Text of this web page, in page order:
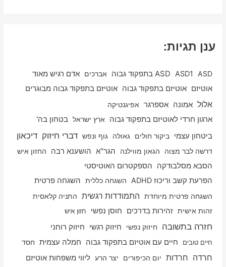
ענן תגיות:
ASD
ASD1 ASD בתפקוד גבוה אברכים אדם רגיש מאוד
אוטיזם אוטיזם בתפקוד גבוה אוטיזם בתפקוד גבוה מבוגרים
אלול אמונה אספרגר אפיגנטיקה
ארגון חרדי לאוטיזם בתפקוד גבוה ארץ ישראל בטחון בה'
ביטחון עצמי ביקור חולים גאולה גוף ונפש דברי חיזוק דיכאון
דרשה לבר מצוה הגאון מווילנה הגר"א הושענא רבה החזון איש
הסבא מסלבודקה
הספקטרום האוטיסטי
הפרעת קשב וריכוז ADHD
השגחה כללית השגחה פרטית
השגחה פרטית מיוחדת התמודדות רגשית התניה קלאסית
זהות אישית זהירות בדרכים חוסן נפשי חזון איש
חזרה בתשובה חיזוק נפשי חיזוק רגשי חיזוק רוחני
חיים טובים חיים עם אוטיזם בתפקוד גבוה חמלה עצמית חסד
חרדה חרדות יום הכיפורים יצר הרע ליווי משפחות אוטיזם